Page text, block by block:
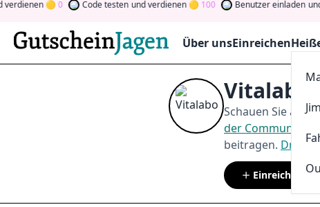
0 Code testen und verdienen 100 Benutzer einladen und
Über unsEinreichen
Vitalabo
Schauen Sie auf
der Community
beitragen.
Einreichen